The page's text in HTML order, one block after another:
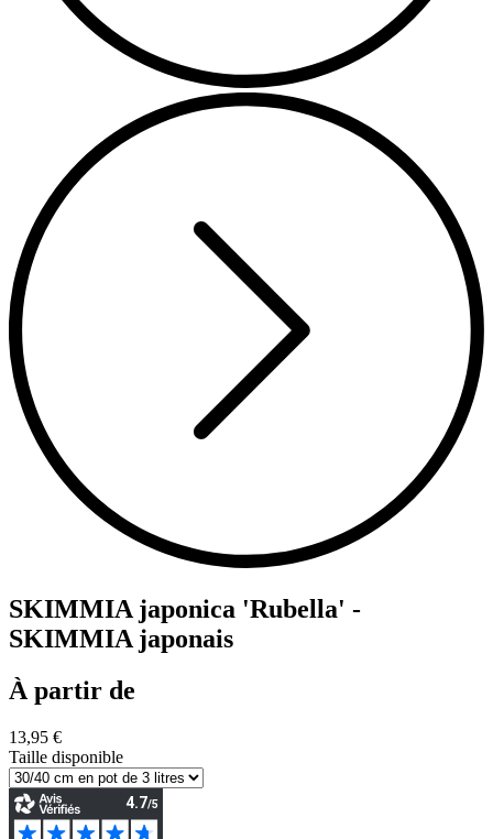
SKIMMIA japonica 'Rubella' -
SKIMMIA japonais
À partir de
13,95 €
Taille disponible